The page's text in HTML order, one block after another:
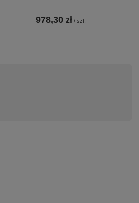
978,30 zł / szt.